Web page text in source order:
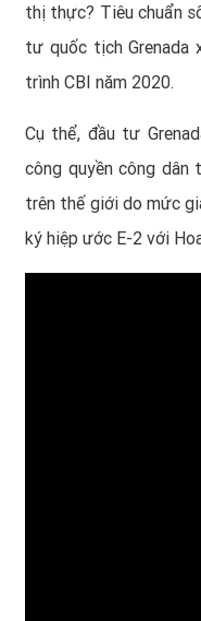
thị thực? Tiêu chuẩn
tư quốc tịch Grenada
trình CBI năm 2020.
Cụ thể, đầu tư
công quyền công
trên thế giới do mức
ký hiệp ước E-2 với